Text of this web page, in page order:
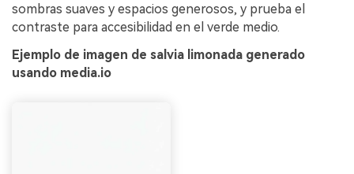
sombras suaves y espacios generosos, y prueba el
contraste para accesibilidad en el verde medio.
Ejemplo de imagen de salvia limonada generado
usando media.io